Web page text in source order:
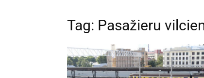
Tag: Pasažieru